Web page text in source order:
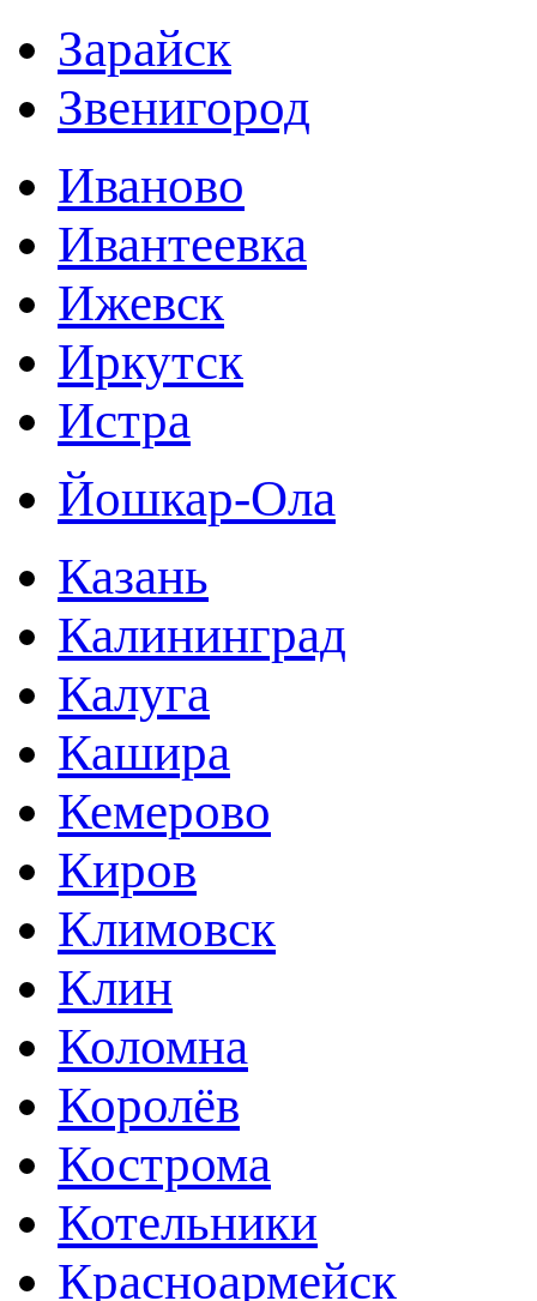
Зарайск
Звенигород
Иваново
Ивантеевка
Ижевск
Иркутск
Истра
Йошкар-Ола
Казань
Калининград
Калуга
Кашира
Кемерово
Киров
Климовск
Клин
Коломна
Королёв
Кострома
Котельники
Красноармейск